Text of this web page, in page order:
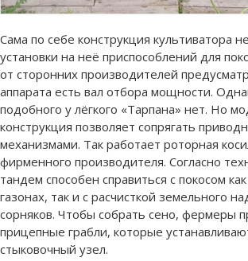
Сама по себе конструкция культиватора
установки на неё приспособлений для
от сторонних производителей
аппарата есть вал отбора мощности.
подобного у лёгкого «Тарпана» нет. Но
конструкция позволяет сопрягать
механизмами. Так работает роторная
фирменного производителя. Согласно
тандем способен справиться с покосом
газонах, так и с расчисткой земельного
сорняков. Чтобы собрать сено, фермеры
прицепные грабли, которые
стыковочный узел.